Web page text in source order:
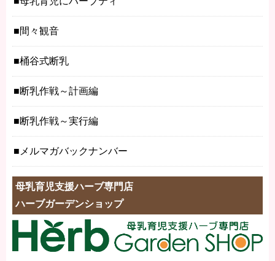
間々観音
桶谷式断乳
断乳作戦～計画編
断乳作戦～実行編
メルマガバックナンバー
母乳育児支援ハーブ専門店
ハーブガーデンショップ